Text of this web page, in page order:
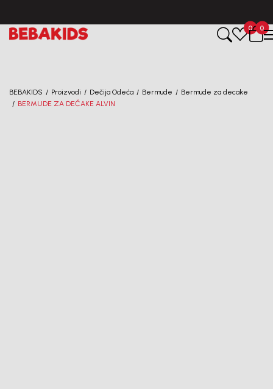
0
0
BEBAKIDS Proizvodi Dečija Odeća Bermude
Bermude za decake
BERMUDE ZA DEČAKE ALVIN
10%POPUSTA